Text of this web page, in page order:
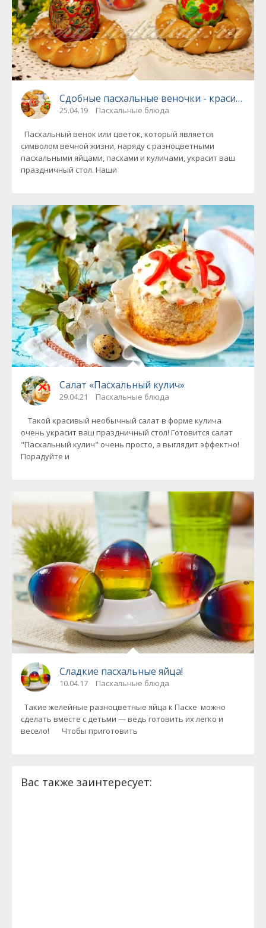
Сдобные пасхальные веночки - красиво и
25.04.19 Пасхальные блюда
Пасхальный венок или цветок, который является
символом вечной жизни, наряду с разноцветными
пасхальными яйцами, пасхами и куличами, украсит ваш
праздничный стол. Наши
Салат «Пасхальный кулич»
29.04.21 Пасхальные блюда
Такой красивый необычный салат в форме кулича
очень украсит ваш праздничный стол! Готовится салат
"Пасхальный кулич" очень просто, а выглядит эффектно!
Порадуйте и
Сладкие пасхальные яйца!
10.04.17 Пасхальные блюда
Такие желейные разноцветные яйца к Пасхе можно
сделать вместе с детьми — ведь готовить их легко и
весело! Чтобы приготовить
Вас также заинтересует: